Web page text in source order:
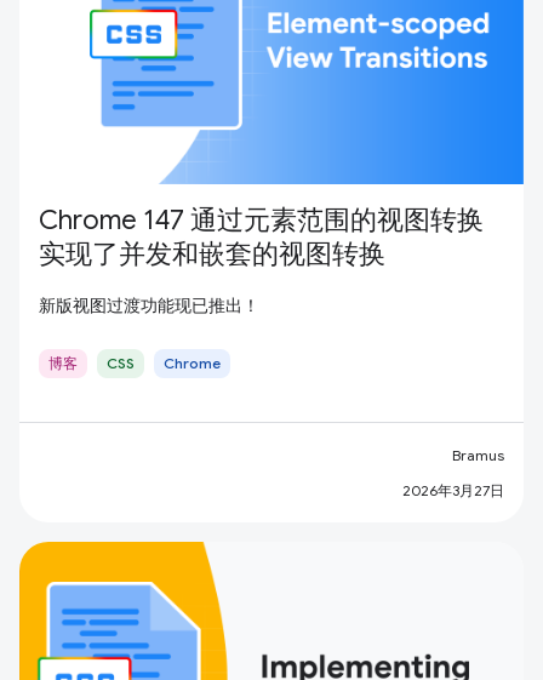
Chrome 147 通过元素范围的视图转换
实现了并发和嵌套的视图转换
新版视图过渡功能现已推出！
博客 CSS Chrome
Bramus
2026年3月27日